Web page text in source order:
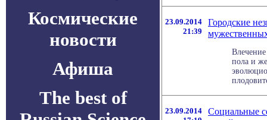
Космические
новости
Афиша
The best of
23.09.2014
21:39
Городские
пола и
23.09.2014
Социальные